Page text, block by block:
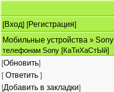
[Вход] [Регистрация]
Мобильные устройства » Sony
телефонам Sony [КаТиХаСтЫй]
[Обновить]
[ Ответить ]
[Добавить в закладки]